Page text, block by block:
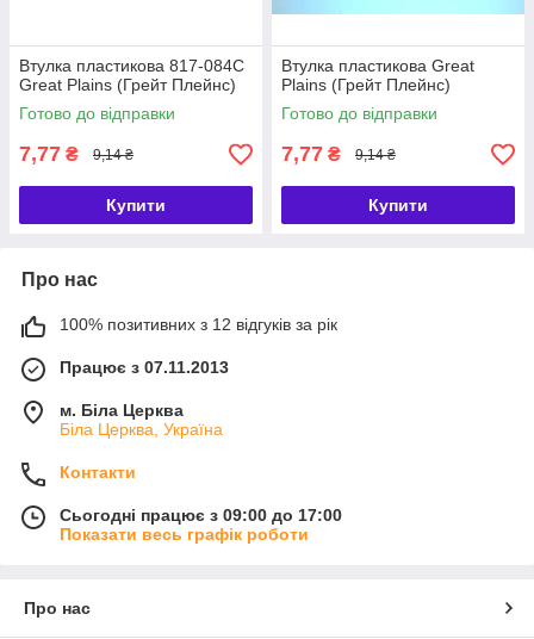
Втулка пластикова 817-084С
Great Plains (Грейт Плейнс)
Готово до відправки
7,77 ₴ 9,14 ₴
Купити
Втулка пластикова Great
Plains (Грейт Плейнс)
Готово до відправки
7,77 ₴ 9,14 ₴
Купити
Про нас
100% позитивних з 12 відгуків за рік
Працює з 07.11.2013
м. Біла Церква
Біла Церква, Україна
Контакти
Сьогодні працює з 09:00 до 17:00
Показати весь графік роботи
Про нас